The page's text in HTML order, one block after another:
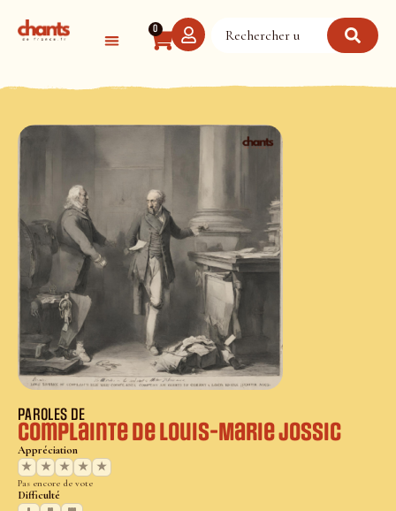
0
PAROLES DE
Complainte de Louis-Marie Jossic
Appréciation
★
★ ★ ★ ★
Pas encore de vote
Difficulté